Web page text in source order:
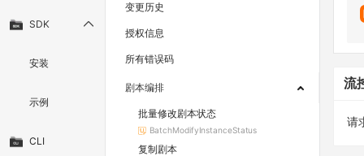
SDK
安装
示例
CLI
变更历史
授权信息
所有错误码
剧本编排
批量修改剧本状态
BatchModifyInstanceStatus
复制剧本
流
请